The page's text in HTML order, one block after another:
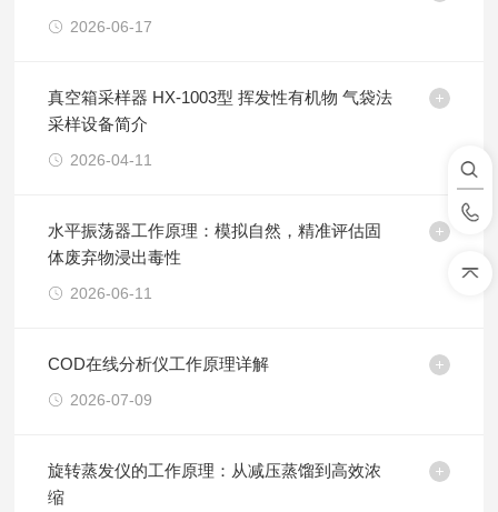
2026-06-17
真空箱采样器 HX-1003型 挥发性有机物 气袋法
采样设备简介
2026-04-11
水平振荡器工作原理：模拟自然，精准评估固
体废弃物浸出毒性
2026-06-11
COD在线分析仪工作原理详解
2026-07-09
旋转蒸发仪的工作原理：从减压蒸馏到高效浓
缩